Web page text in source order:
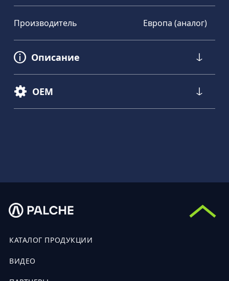
Производитель Европа (аналог)
Описание
OEM
КАТАЛОГ ПРОДУКЦИИ
ВИДЕО